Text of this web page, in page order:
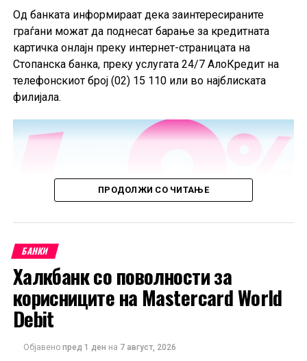
од 2025 година.
Од банката информираат дека заинтересираните
граѓани можат да поднесат барање за кредитната
картичка онлајн преку интернет-страницата на
Стопанска банка, преку услугата 24/7 АлоКредит на
телефонскиот број (02) 15 110 или во најблиската
филијала.
ПРОДОЛЖИ СО ЧИТАЊЕ
БАНКИ
Халкбанк со поволности за
корисниците на Mastercard World
Debit
Објавено пред 1 ден на 7 август, 2026